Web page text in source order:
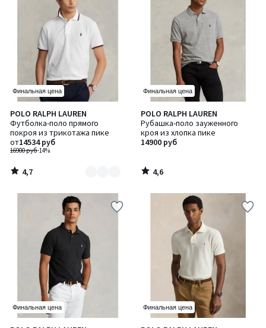
Финальная цена
POLO RALPH LAUREN
Футболка-поло прямого
покроя из трикотажа пике
16900 руб-14%
от14534 руб
4,7
/ 5
Количество
цветов:
4
4,7
/
Финальная цена
POLO RALPH LAUREN
Рубашка-поло зауженного
кроя из хлопка пике
14900 руб
4,6
/ 5
4,6
/
Финальная цена Финальная цена